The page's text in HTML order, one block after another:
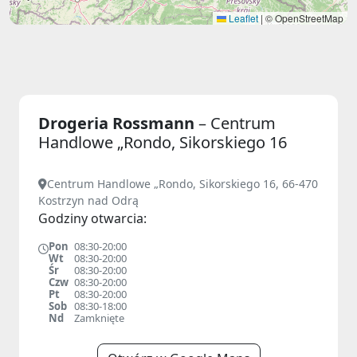
Leaflet | © OpenStreetMap
Drogeria Rossmann – Centrum
Handlowe „Rondo, Sikorskiego 16
Centrum Handlowe „Rondo, Sikorskiego 16, 66-470
Kostrzyn nad Odrą
Godziny otwarcia:
Pon 08:30-20:00
Wt
08:30-20:00
Śr
08:30-20:00
Czw 08:30-20:00
Pt
08:30-20:00
Sob 08:30-18:00
Nd
Zamknięte